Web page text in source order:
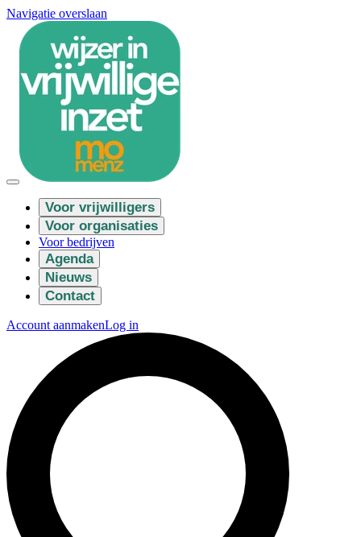
Navigatie overslaan
Voor vrijwilligers
Voor organisaties
Voor bedrijven
Agenda
Nieuws
Contact
Account aanmakenLog in